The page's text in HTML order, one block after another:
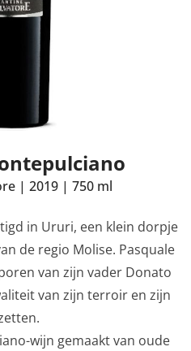
| 2019 | 750 ml
in Ururi, een klein dorpje
de regio Molise. Pasquale
van zijn vader Donato
van zijn terroir en zijn
wijn gemaakt van oude